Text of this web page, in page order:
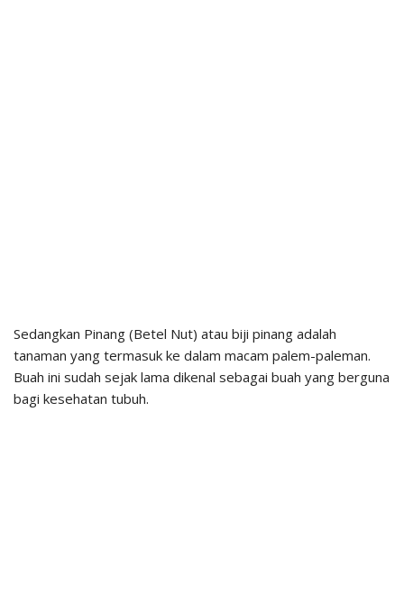
Sedangkan Pinang (Betel Nut) atau biji pinang adalah
tanaman yang termasuk ke dalam macam palem-paleman.
Buah ini sudah sejak lama dikenal sebagai buah yang berguna
bagi kesehatan tubuh.